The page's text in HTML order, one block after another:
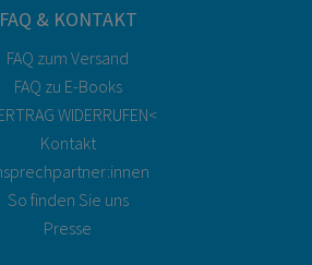
FAQ & KONTAKT
FAQ zum Versand
FAQ zu E-Books
WIDERRUFEN<
Kontakt
So finden Sie uns
Presse